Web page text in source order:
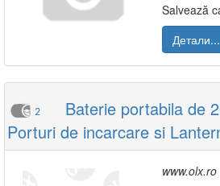
Salvează
Детали...
2
Baterie portabila de
Porturi de incarcare si
www.olx.ro